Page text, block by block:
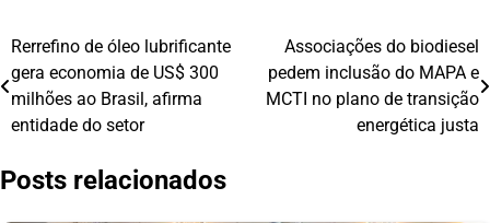
Navegação
de
Post
Rerrefino de óleo lubrificante
gera economia de US$ 300
milhões ao Brasil, afirma
entidade do setor
Associações do biodiesel
pedem inclusão do MAPA e
MCTI no plano de transição
energética justa
Posts relacionados